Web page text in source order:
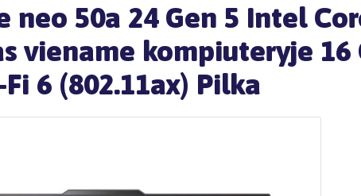
50a 24 Gen 5 Intel
viename kompiuteryje 16
6 (802.11ax) Pilka